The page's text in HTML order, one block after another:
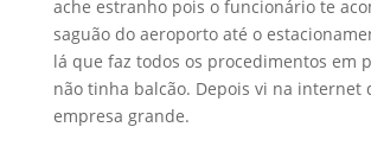
ache estranho pois o funcionário te
saguão do aeroporto até o
lá que faz todos os procedimentos em
não tinha balcão. Depois vi na internet
empresa grande.